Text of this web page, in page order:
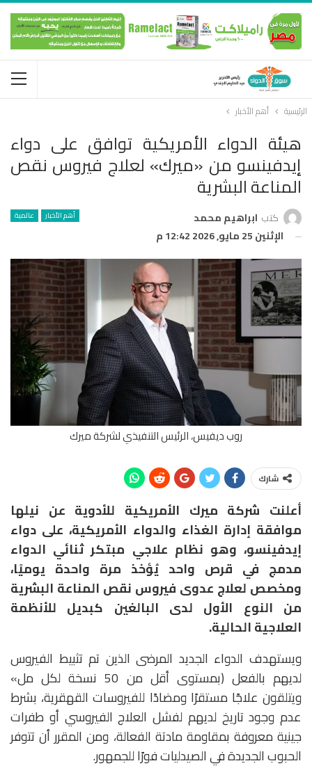
الرئيسية أهم الأخبار
هيئة الدواء الأمريكية توافق على دواء
إيدفينسو من «ميرك» لعلاج فيروس نقص
المناعة البشرية
أهم الأخبار عالمية كتب ابراهيم محمد
الإثنين 25 مايو, 2026 12:42 م
روب ديفيس، الرئيس التنفيذي لشركة ميرك
شارك
أعلنت شركة ميرك الأمريكية للأدوية عن نيلها
موافقة إدارة الغذاء والدواء الأمريكية، على دواء
إيدفينسو، وهو نظام علاجي مبتكر ثنائي الدواء
مدمج في قرص واحد يُؤخذ مرة واحدة يوميًا،
ومخصص لعلاج عدوى فيروس نقص المناعة البشرية
من النوع الأول لدى البالغين كبديل للأنظمة
العلاجية الحالية.
ويستهدف الدواء الجديد المرضى الذين تم تثبيط الفيروس
لديهم بالفعل (بمستوى أقل من 50 نسخة لكل مل»
ويتلقون علاجًا مستقرًا ومضادًا للفيروسات القهقرية، بشرط
عدم وجود تاريخ لديهم لفشل العلاج الفيروسي أو طفرات
جينية معروفة بمقاومة مادتة الفعالة، ومن المقرر أن تتوفر
الحبوب الجديدة في الصيدليات فورًا للجمهور.